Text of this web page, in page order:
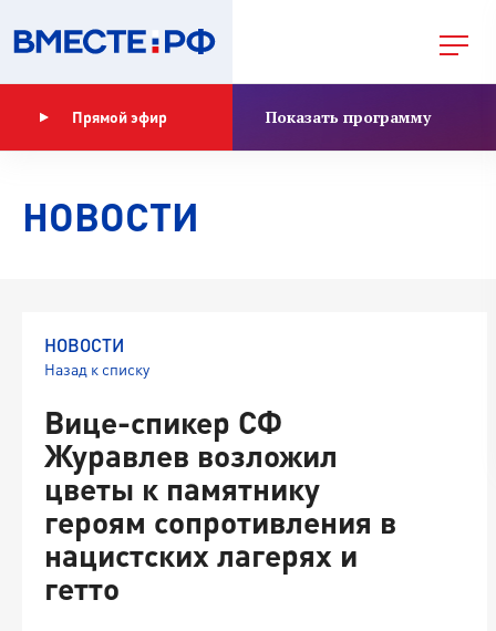
Прямой эфир Показать программу
НОВОСТИ
НОВОСТИ
Назад к списку
Вице-спикер СФ
Журавлев возложил
цветы к памятнику
героям сопротивления в
нацистских лагерях и
гетто